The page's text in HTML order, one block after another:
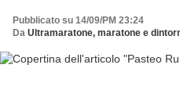
Pubblicato su 14/09/PM 23:24
Da Ultramaratone, maratone e dintorni